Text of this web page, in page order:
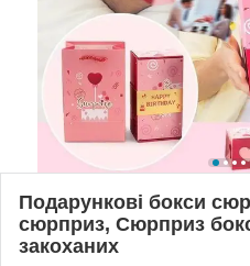
Подарункові бокси
сюрприз, Сюрприз
закоханих